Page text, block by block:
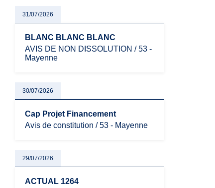
31/07/2026
BLANC BLANC BLANC
AVIS DE NON DISSOLUTION / 53 -
Mayenne
30/07/2026
Cap Projet Financement
Avis de constitution / 53 - Mayenne
29/07/2026
ACTUAL 1264